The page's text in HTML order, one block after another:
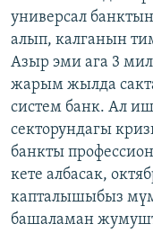
универсал
алып, калганын
Азыр эми ага 3
жарым жылда
систем банк. Ал
секторундагы
банкты
кете албасак,
капталышыбыз
башаламан